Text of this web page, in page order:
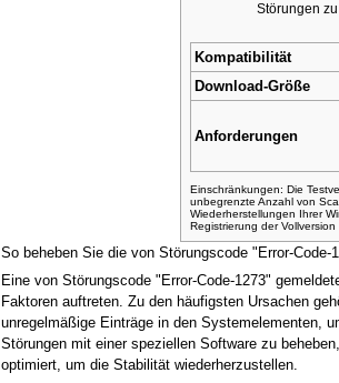
So beheben Sie die von Störungscode "Error-Code-
Eine von Störungscode "Error-Code-1273"
Faktoren auftreten. Zu den häufigsten Ursachen
unregelmäßige Einträge in den Systemelementen,
Störungen mit einer speziellen Software zu
optimiert, um die Stabilität wiederherzustellen.
Störungen
Kompatibilität
Download-Größe
Anforderungen
Einschränkungen: Die
unbegrenzte Anzahl von
Wiederherstellungen Ihrer
Registrierung der